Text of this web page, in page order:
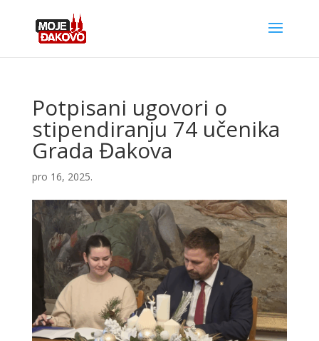
Potpisani ugovori o
stipendiranju 74 učenika
Grada Đakova
pro 16, 2025.